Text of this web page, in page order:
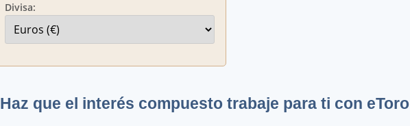
Divisa:
Haz que el interés compuesto trabaje para ti con eToro